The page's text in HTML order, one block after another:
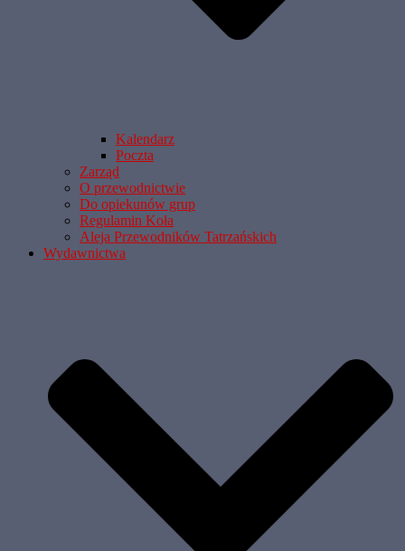
Kalendarz
Poczta
Zarząd
O przewodnictwie
Do opiekunów grup
Regulamin Koła
Aleja Przewodników Tatrzańskich
Wydawnictwa